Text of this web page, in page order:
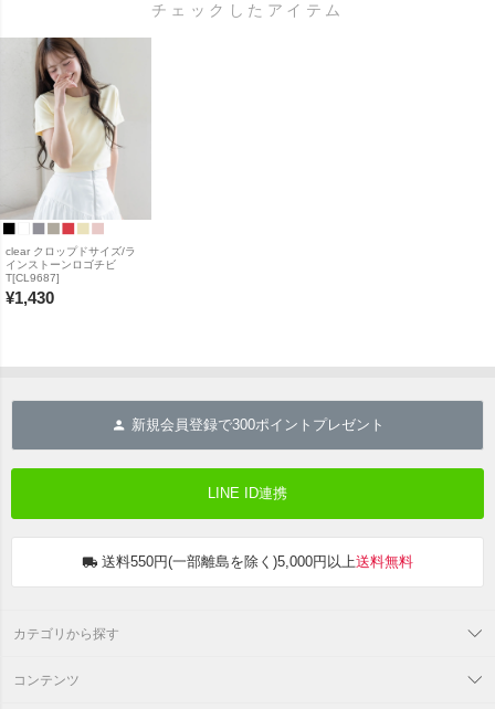
チェックしたアイテム
clear クロップドサイズ/ラ
インストーンロゴチビ
T[CL9687]
¥1,430
新規会員登録で300ポイントプレゼント
LINE ID連携
送料550円(一部離島を除く)5,000円以上送料無料
カテゴリから探す
コンテンツ